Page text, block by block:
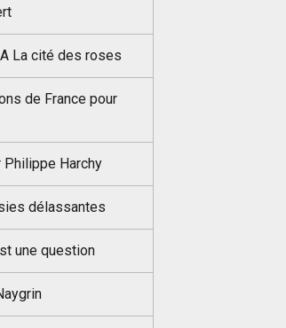
La cité des roses
de France pour
Philippe Harchy
délassantes
une question